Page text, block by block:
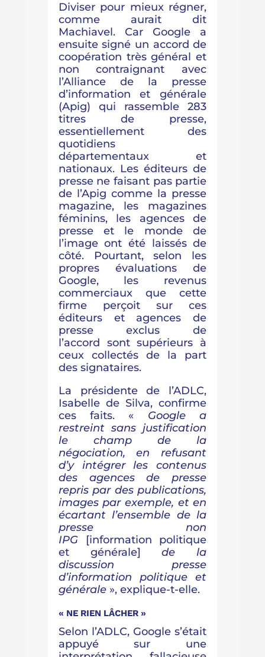
Diviser pour mieux régner,
comme aurait dit
Machiavel. Car Google a
ensuite signé un accord de
coopération très général et
non contraignant avec
l’Alliance de la presse
d’information et générale
(Apig) qui rassemble 283
titres de presse,
essentiellement des
quotidiens
départementaux et
nationaux. Les éditeurs de
presse ne faisant pas partie
de l’Apig comme la presse
magazine, les magazines
féminins, les agences de
presse et le monde de
l’image ont été laissés de
côté. Pourtant, selon les
propres évaluations de
Google, les revenus
commerciaux que cette
firme perçoit sur ces
éditeurs et agences de
presse exclus de
l’accord sont supérieurs à
ceux collectés de la part
des signataires.
La présidente de l’ADLC,
Isabelle de Silva, confirme
ces faits. « Google a
restreint sans justification
le champ de la
négociation, en refusant
d’y intégrer les contenus
des agences de presse
repris par des publications,
images par exemple, et en
écartant l’ensemble de la
presse non
IPG
[information politique
et générale]
de la
discussion presse
d’information politique et
générale», explique-t-elle.
« NE RIEN LÂCHER »
Selon l’ADLC, Google s’était
appuyé sur une